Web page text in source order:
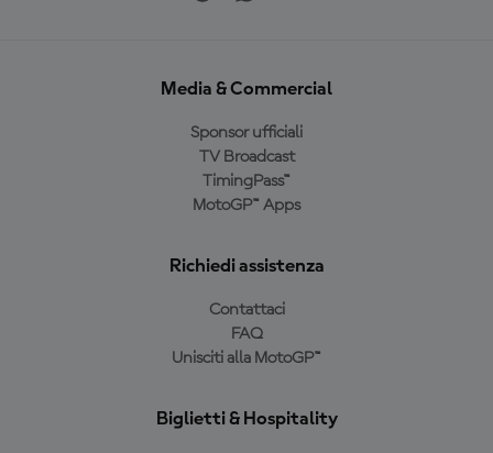
Media & Commercial
Sponsor ufficiali
TV Broadcast
TimingPass™
MotoGP™ Apps
Richiedi assistenza
Contattaci
FAQ
Unisciti alla MotoGP™
Biglietti & Hospitality